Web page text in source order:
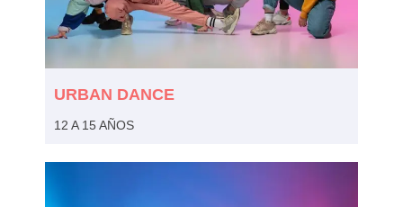
URBAN DANCE
12 A 15 AÑOS